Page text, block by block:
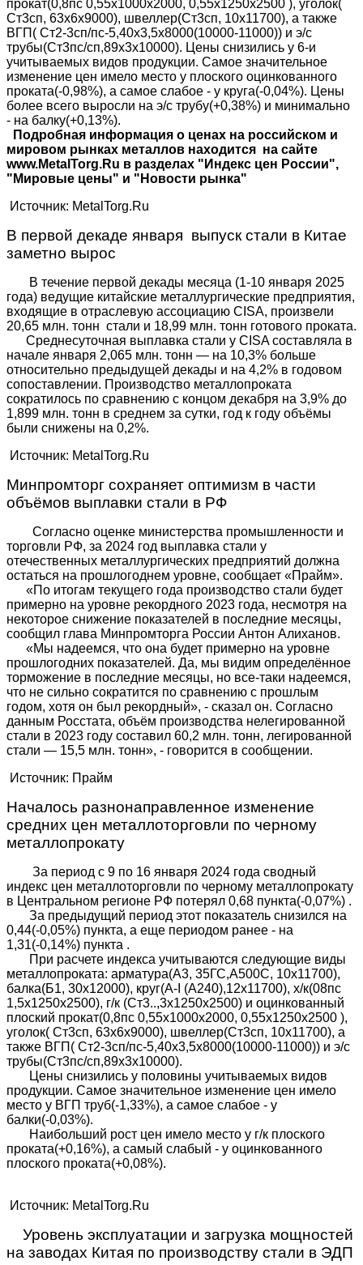
прокат(0,8пс 0,55х1000х2000, 0,55x1250x2500 ), уголок(
Ст3сп, 63х6х9000), швеллер(Ст3сп, 10х11700), а также
ВГП( Ст2-3сп/пс-5,40х3,5х8000(10000-11000)) и э/с
трубы(Ст3пс/сп,89х3х10000). Цены снизились у 6-и
учитываемых видов продукции. Самое значительное
изменение цен имело место у плоского оцинкованного
проката(-0,98%), а самое слабое - у круга(-0,04%). Цены
более всего выросли на э/с трубу(+0,38%) и минимально
- на балку(+0,13%).
Подробная информация о ценах на российском и
мировом рынках металлов находится на сайте
www.MetalTorg.Ru в разделах "Индекс цен России",
"Мировые цены" и "Новости рынка"
Источник: MetalTorg.Ru
В первой декаде января выпуск стали в Китае
заметно вырос
В течение первой декады месяца (1-10 января 2025
года) ведущие китайские металлургические предприятия,
входящие в отраслевую ассоциацию CISA, произвели
20,65 млн. тонн стали и 18,99 млн. тонн готового проката.
Среднесуточная выплавка стали у CISA составляла в
начале января 2,065 млн. тонн — на 10,3% больше
относительно предыдущей декады и на 4,2% в годовом
сопоставлении. Производство металлопроката
сократилось по сравнению с концом декабря на 3,9% до
1,899 млн. тонн в среднем за сутки, год к году объёмы
были снижены на 0,2%.
Источник: MetalTorg.Ru
Минпромторг сохраняет оптимизм в части
объёмов выплавки стали в РФ
Согласно оценке министерства промышленности и
торговли РФ, за 2024 год выплавка стали у
отечественных металлургических предприятий должна
остаться на прошлогоднем уровне, сообщает «Прайм».
«По итогам текущего года производство стали будет
примерно на уровне рекордного 2023 года, несмотря на
некоторое снижение показателей в последние месяцы,
сообщил глава Минпромторга России Антон Алиханов.
«Мы надеемся, что она будет примерно на уровне
прошлогодних показателей. Да, мы видим определённое
торможение в последние месяцы, но все-таки надеемся,
что не сильно сократится по сравнению с прошлым
годом, хотя он был рекордный», - сказал он. Согласно
данным Росстата, объём производства нелегированной
стали в 2023 году составил 60,2 млн. тонн, легированной
стали — 15,5 млн. тонн», - говорится в сообщении.
Источник: Прайм
Началось разнонаправленное изменение
средних цен металлоторговли по черному
металлопрокату
За период c 9 по 16 января 2024 года сводный
индекс цен металлоторговли по черному металлопрокату
в Центральном регионе РФ потерял 0,68 пункта(-0,07%) .
За предыдущий период этот показатель снизился на
0,44(-0,05%) пункта, а еще периодом ранее - на
1,31(-0,14%) пункта .
При расчете индекса учитываются следующие виды
металлопроката: арматура(А3, 35ГС,А500С, 10х11700),
балка(Б1, 30х12000), круг(A-I (A240),12х11700), х/к(08пс
1,5х1250х2500), г/к (Ст3..,3х1250х2500) и оцинкованный
плоский прокат(0,8пс 0,55х1000х2000, 0,55x1250x2500 ),
уголок( Ст3сп, 63х6х9000), швеллер(Ст3сп, 10х11700), а
также ВГП( Ст2-3сп/пс-5,40х3,5х8000(10000-11000)) и э/с
трубы(Ст3пс/сп,89х3х10000).
Цены снизились у половины учитываемых видов
продукции. Самое значительное изменение цен имело
место у ВГП труб(-1,33%), а самое слабое - у
балки(-0,03%).
Наибольший рост цен имело место у г/к плоского
проката(+0,16%), а самый слабый - у оцинкованного
плоского проката(+0,08%).
Источник: MetalTorg.Ru
Уровень эксплуатации и загрузка мощностей
на заводах Китая по производству стали в ЭДП